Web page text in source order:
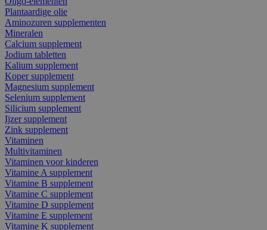
Plantaardige olie
Aminozuren supplementen
Mineralen
Calcium supplement
Jodium tabletten
Kalium supplement
Koper supplement
Magnesium supplement
Selenium supplement
Silicium supplement
Ijzer supplement
Zink supplement
Vitaminen
Multivitaminen
Vitaminen voor kinderen
Vitamine A supplement
Vitamine B supplement
Vitamine C supplement
Vitamine D supplement
Vitamine E supplement
Vitamine K supplement